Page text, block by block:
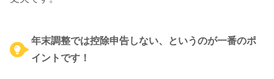
年末調整では控除申告しない、というのが一番のポ
イントです！